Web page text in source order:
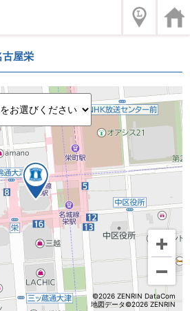
古屋栄
©2026 ZENRIN DataCom
地図データ©2026 ZENRIN